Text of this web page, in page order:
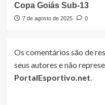
Copa Goiás Sub-13
7 de agosto de 2025 0
Os comentários são de
seus autores e não
PortalEsportivo.net.